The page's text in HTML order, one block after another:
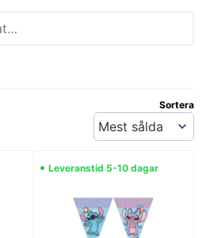
Sortera
Leveranstid 5-10 dagar